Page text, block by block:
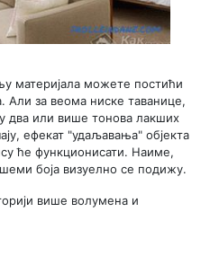
материјала можете постићи
Али за веома ниске таванице,
два или више тонова лакших
ефекат "удаљавања" објекта
ће функционисати. Наиме,
боја визуелно се подижу.
више волумена и